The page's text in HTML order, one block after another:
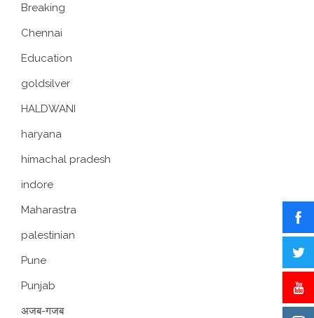
Breaking
Chennai
Education
goldsilver
HALDWANI
haryana
himachal pradesh
indore
Maharastra
palestinian
Pune
Punjab
अजब-गजब